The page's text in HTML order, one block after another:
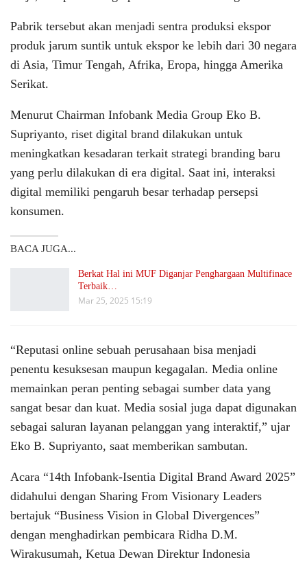
Pabrik tersebut akan menjadi sentra produksi ekspor
produk jarum suntik untuk ekspor ke lebih dari 30 negara
di Asia, Timur Tengah, Afrika, Eropa, hingga Amerika
Serikat.
Menurut Chairman Infobank Media Group Eko B.
Supriyanto, riset digital brand dilakukan untuk
meningkatkan kesadaran terkait strategi branding baru
yang perlu dilakukan di era digital. Saat ini, interaksi
digital memiliki pengaruh besar terhadap persepsi
konsumen.
BACA JUGA...
Berkat Hal ini MUF Diganjar Penghargaan Multifinace
Terbaik…
Mar 25, 2025 15:19
“Reputasi online sebuah perusahaan bisa menjadi
penentu kesuksesan maupun kegagalan. Media online
memainkan peran penting sebagai sumber data yang
sangat besar dan kuat. Media sosial juga dapat digunakan
sebagai saluran layanan pelanggan yang interaktif,” ujar
Eko B. Supriyanto, saat memberikan sambutan.
Acara “14th Infobank-Isentia Digital Brand Award 2025”
didahului dengan Sharing From Visionary Leaders
bertajuk “Business Vision in Global Divergences”
dengan menghadirkan pembicara Ridha D.M.
Wirakusumah, Ketua Dewan Direktur Indonesia